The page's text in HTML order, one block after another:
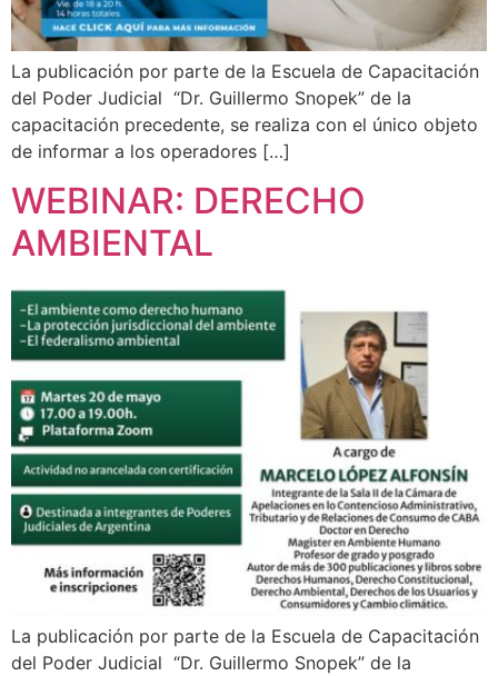
La publicación por parte de la Escuela de Capacitación
del Poder Judicial “Dr. Guillermo Snopek” de la
capacitación precedente, se realiza con el único objeto
de informar a los operadores […]
WEBINAR: DERECHO
AMBIENTAL
La publicación por parte de la Escuela de Capacitación
del Poder Judicial “Dr. Guillermo Snopek” de la